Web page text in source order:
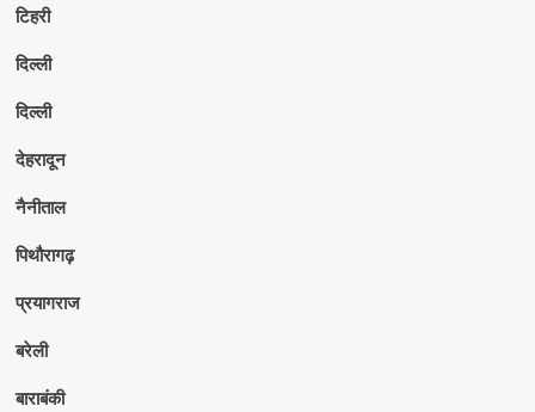
टिहरी
दिल्ली
दिल्ली
देहरादून
नैनीताल
पिथौरागढ़
प्रयागराज
बरेली
बाराबंकी